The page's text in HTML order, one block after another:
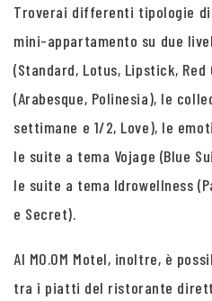
Troverai differenti tipologie
mini-appartamento su due
(Standard, Lotus, Lipstick,
(Arabesque, Polinesia), le
settimane e 1/2, Love), le
le suite a tema Vojage (Blue
le suite a tema Idrowellness
e Secret).
Al MO.OM Motel, inoltre, è
tra i piatti del ristorante